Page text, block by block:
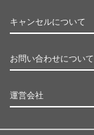
キャンセルについて
お問い合わせについて
運営会社